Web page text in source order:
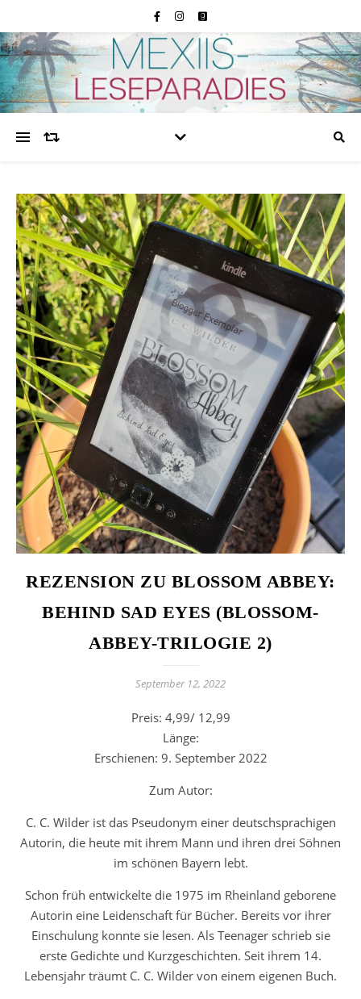
REZENSION ZU BLOSSOM ABBEY:
BEHIND SAD EYES (BLOSSOM-
ABBEY-TRILOGIE 2)
September 12, 2022
Preis: 4,99/ 12,99
Länge:
Erschienen: 9. September 2022
Zum Autor:
C. C. Wilder ist das Pseudonym einer deutschsprachigen
Autorin, die heute mit ihrem Mann und ihren drei Söhnen
im schönen Bayern lebt.
Schon früh entwickelte die 1975 im Rheinland geborene
Autorin eine Leidenschaft für Bücher. Bereits vor ihrer
Einschulung konnte sie lesen. Als Teenager schrieb sie
erste Gedichte und Kurzgeschichten. Seit ihrem 14.
Lebensjahr träumt C. C. Wilder von einem eigenen Buch.